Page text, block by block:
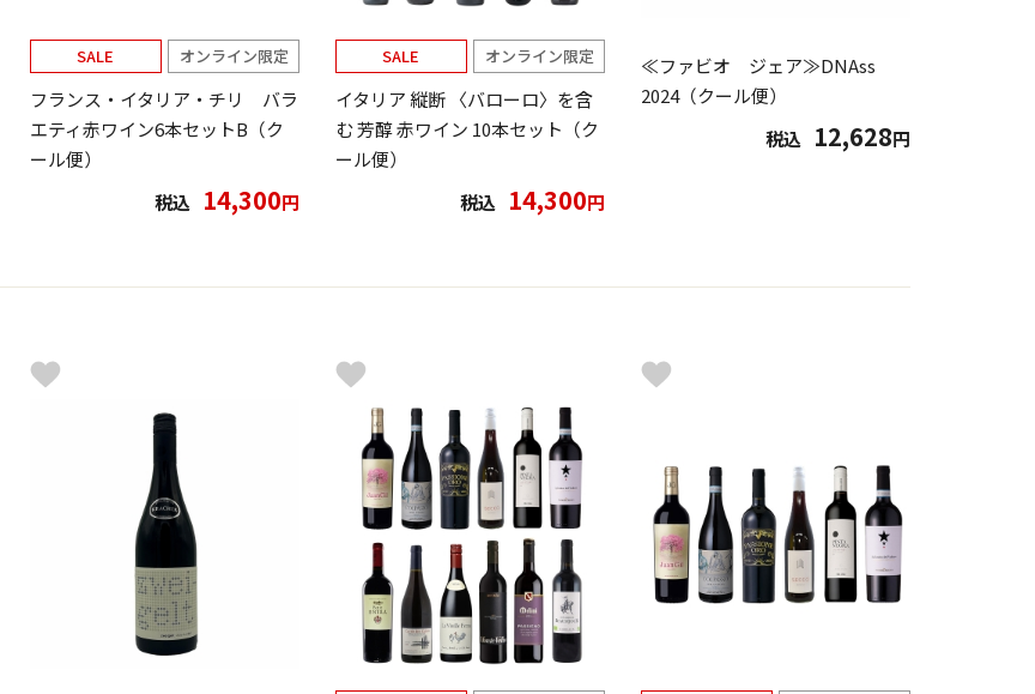
SALE オンライン限定
フランス・イタリア・チリ バラ
エティ赤ワイン6本セットB（ク
ール便）
税込
14,300円
SALE オンライン限定
イタリア 縦断 〈バローロ〉を含
む 芳醇 赤ワイン 10本セット（ク
ール便）
税込
14,300円
≪ファビオ ジェア≫DNAss
2024（クール便）
税込
12,628円